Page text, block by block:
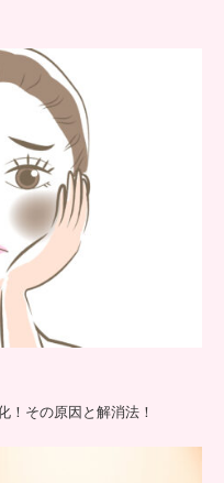
！その原因と解消法！